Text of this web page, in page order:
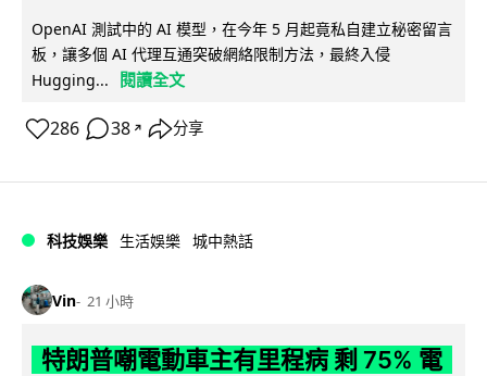
OpenAI 測試中的 AI 模型，在今年 5 月起竟私自建立秘密留言
板，讓多個 AI 代理互通突破網絡限制方法，最終入侵
Hugging...
閱讀全文
286 38 ↗ 分享
科技娛樂 生活娛樂 城中熱話
Vin 21 小時
特朗普嘲電動車主有里程病 剩 75% 電